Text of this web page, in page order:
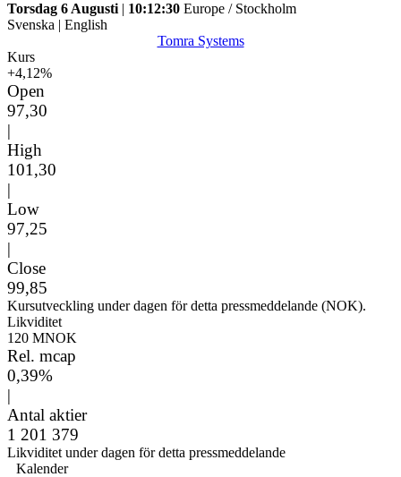
Torsdag 6 Augusti | 10:12:30 Europe / Stockholm
Svenska | English
Tomra Systems
Kurs
+4,12%
Open
97,30
|
High
101,30
|
Low
97,25
|
Close
99,85
Kursutveckling under dagen för detta pressmeddelande (NOK).
Likviditet
120 MNOK
Rel. mcap
0,39%
|
Antal aktier
1 201 379
Likviditet under dagen för detta pressmeddelande
Kalender